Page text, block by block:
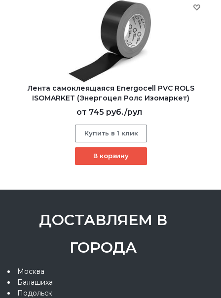
Лента самоклеящаяся Energocell PVC ROLS
ISOMARKET (Энергоцел Ролс Изомаркет)
от 745 руб./рул
Купить в 1 клик
В корзину
ДОСТАВЛЯЕМ В
ГОРОДА
Москва
Балашиха
Подольск